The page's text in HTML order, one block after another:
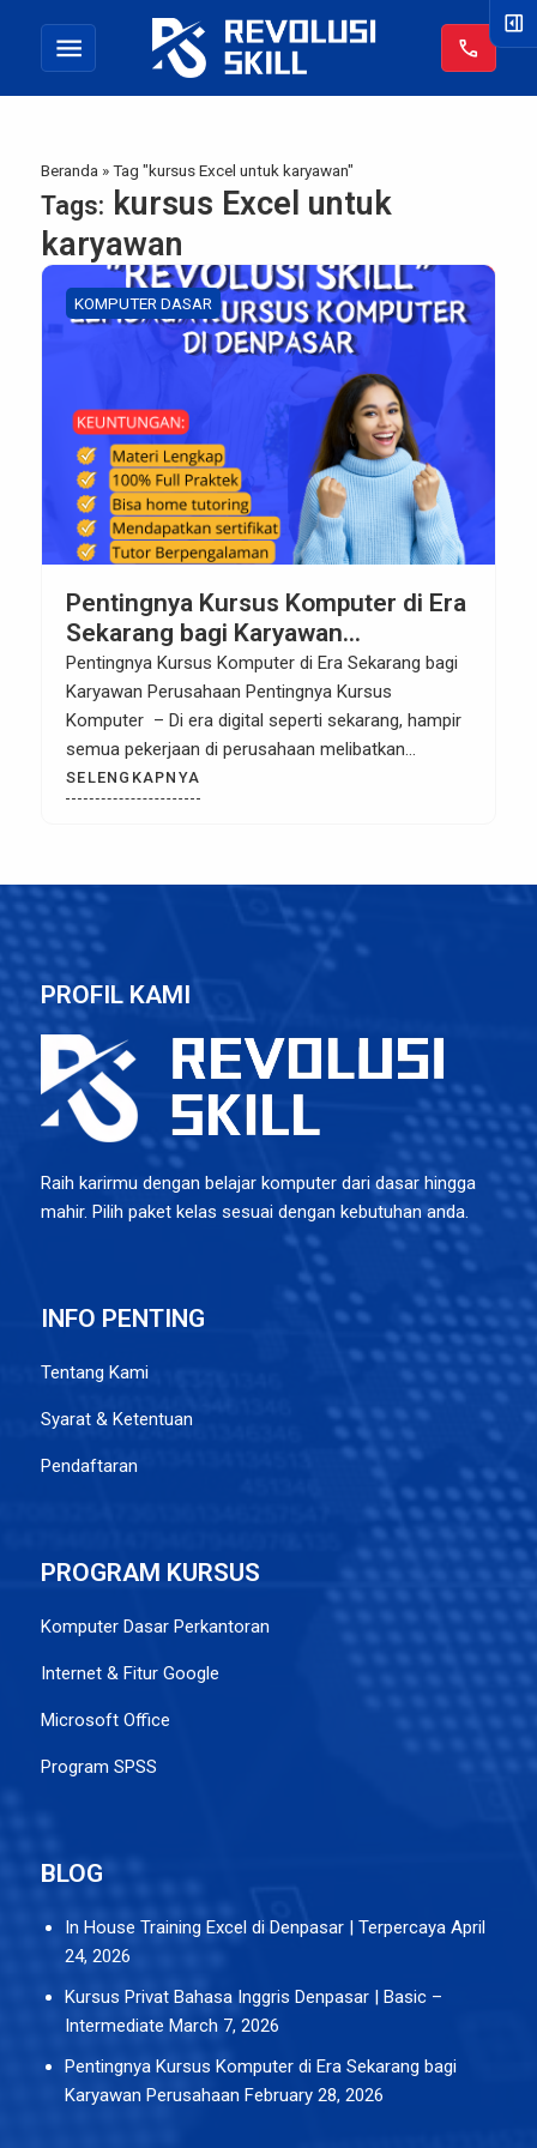
menu call
Beranda »Tag "kursus Excel untuk karyawan"
Tags: kursus Excel untuk
karyawan
KOMPUTER DASAR
Pentingnya Kursus Komputer di Era
Sekarang bagi Karyawan
Perusahaan
Pentingnya Kursus Komputer di Era Sekarang bagi
Karyawan Perusahaan Pentingnya Kursus
Komputer – Di era digital seperti sekarang, hampir
semua pekerjaan di perusahaan melibatkan
komputer. Mulai dari membuat laporan, mengolah
data, mengirim email, membuat presentasi, hingga
komputer bukan lagi sekadar nilai tambah, tetapi
SELENGKAPNYA
right_panel_open
PROFIL KAMI
Raih karirmu dengan belajar komputer dari dasar hingga
mahir. Pilih paket kelas sesuai dengan kebutuhan anda.
INFO PENTING
Tentang Kami
Syarat & Ketentuan
Pendaftaran
PROGRAM KURSUS
Komputer Dasar Perkantoran
Internet & Fitur Google
Microsoft Office
Program SPSS
BLOG
In House Training Excel di Denpasar | Terpercaya April
24, 2026
Kursus Privat Bahasa Inggris Denpasar | Basic –
Intermediate March 7, 2026
Pentingnya Kursus Komputer di Era Sekarang bagi
Karyawan Perusahaan February 28, 2026